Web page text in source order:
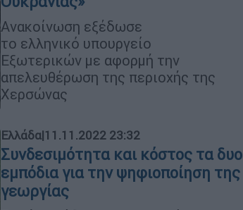
Ανακοίνωση εξέδωσε
το ελληνικό υπουργείο
Εξωτερικών με αφορμή την
απελευθέρωση της περιοχής της
Χερσώνας
Ελλάδα|11.11.2022 23:32
Συνδεσιμότητα και κόστος τα δυο
εμπόδια για την ψηφιοποίηση της
γεωργίας